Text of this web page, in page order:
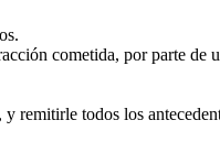
cometida, por parte de
remitirle todos los